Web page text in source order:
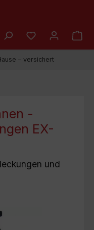
Du hast 0
– versichert
-
EX-
und